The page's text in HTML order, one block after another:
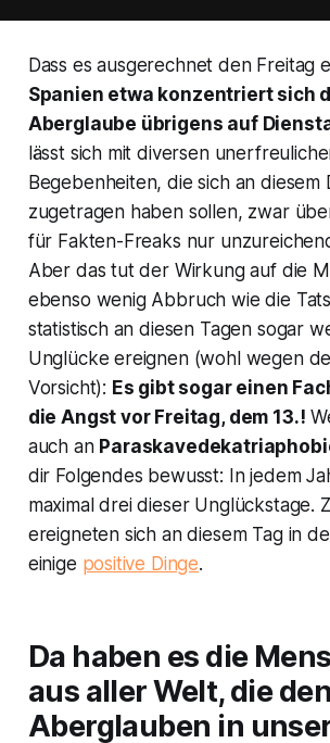
Dass es ausgerechnet den Freitag
Spanien etwa konzentriert sich
Aberglaube übrigens auf
lässt sich mit diversen
Begebenheiten, die sich an diesem
zugetragen haben sollen, zwar
für Fakten-Freaks nur
Aber das tut der Wirkung auf die
ebenso wenig Abbruch wie die
statistisch an diesen Tagen sogar
Unglücke ereignen (wohl wegen
Vorsicht): Es gibt sogar einen
die Angst vor Freitag, dem 13.!
auch an
dir Folgendes bewusst: In jedem
maximal drei dieser Unglückstage.
ereigneten sich an diesem Tag in
einige positive Dinge.
Da haben es die
aus aller Welt, die den
Aberglauben in